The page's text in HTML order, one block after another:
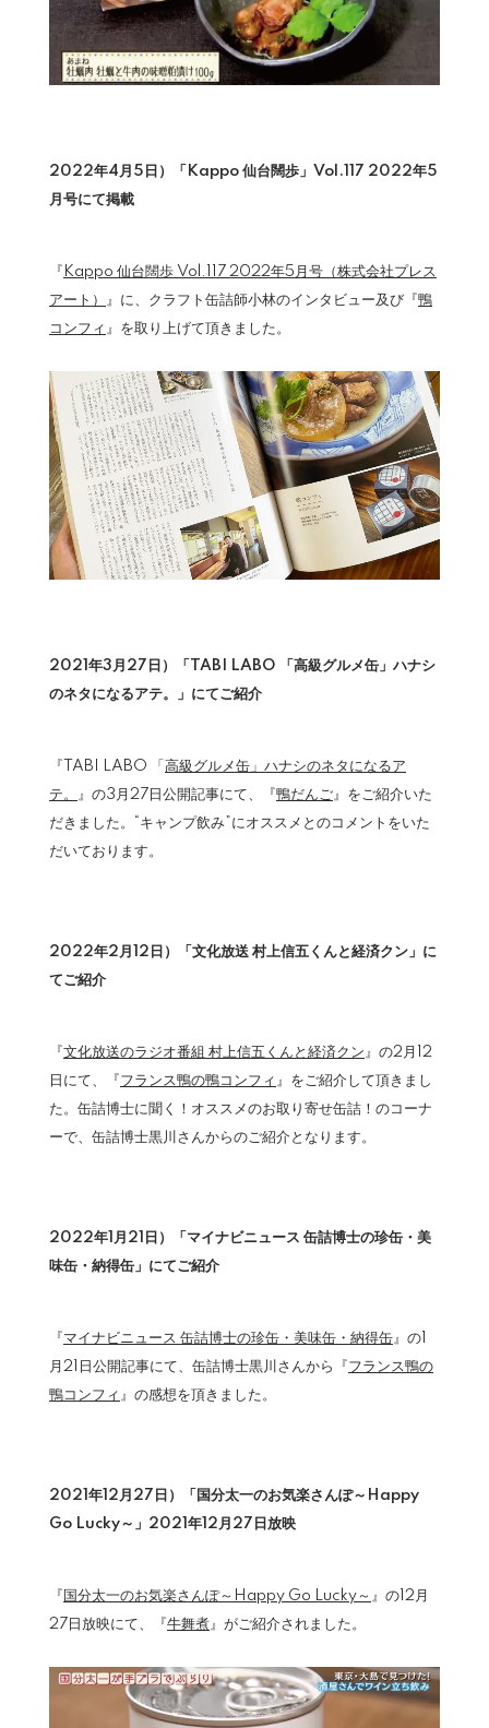
2022年4月5日）「Kappo 仙台闊歩」Vol.117 2022年5
月号にて掲載
『 Kappo 仙台闊歩 Vol.117 2022年5月号（株式会社プレス
アート）
』に、クラフト缶詰師小林のインタビュー及び『鴨
コンフィ 』を取り上げて頂きました。
2021年3月27日）「TABI LABO 「高級グルメ缶」ハナシ
のネタになるアテ。」にてご紹介
『TABI LABO 「 高級グルメ缶」ハナシのネタになるア
テ。
』の3月27日公開記事にて、『鴨だんご 』をご紹介いた
だきました。“キャンプ飲み”にオススメとのコメントをいた
だいております。
2022年2月12日）「文化放送 村上信五くんと経済クン」に
てご紹介
『文化放送のラジオ番組 村上信五くんと経済クン 』の2月12
日にて、『フランス鴨の鴨コンフィ 』をご紹介して頂きまし
た。缶詰博士に聞く！オススメのお取り寄せ缶詰！のコーナ
ーで、缶詰博士黒川さんからのご紹介となります。
2022年1月21日）「マイナビニュース 缶詰博士の珍缶・美
味缶・納得缶」にてご紹介
『マイナビニュース 缶詰博士の珍缶・美味缶・納得缶 』の1
月21日公開記事にて、缶詰博士黒川さんから『フランス鴨の
鴨コンフィ 』の感想を頂きました。
2021年12月27日）「国分太一のお気楽さんぽ～Happy
Go Lucky～」2021年12月27日放映
『 国分太一のお気楽さんぽ～Happy Go Lucky～ 』の12月
27日放映にて、『牛舞煮 』がご紹介されました。